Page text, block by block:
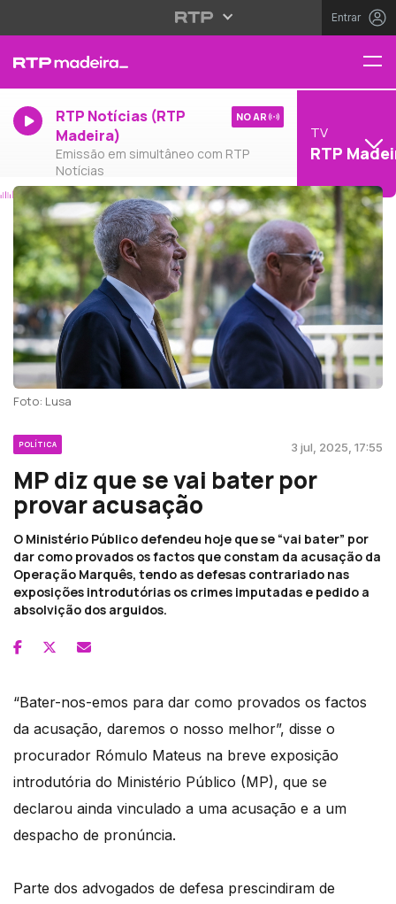
Entrar
RTP Notícias (RTP
Madeira)
Emissão em simultâneo com RTP
Notícias
NO AR
TV
RTP
Foto: Lusa
POLÍTICA 3 jul, 2025, 17:55
MP diz que se vai bater por
provar acusação
O Ministério Público defendeu hoje que se “vai bater” por
dar como provados os factos que constam da acusação da
Operação Marquês, tendo as defesas contrariado nas
exposições introdutórias os crimes imputadas e pedido a
absolvição dos arguidos.
“Bater-nos-emos para dar como provados os factos
da acusação, daremos o nosso melhor”, disse o
procurador Rómulo Mateus na breve exposição
introdutória do Ministério Público (MP), que se
declarou ainda vinculado a uma acusação e a um
despacho de pronúncia.
Parte dos advogados de defesa prescindiram de